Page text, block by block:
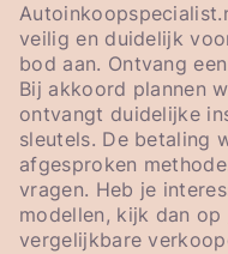
veilig en duidelijk
bod aan. Ontvang
Bij akkoord plannen
ontvangt duidelijke
sleutels. De betaling
afgesproken
vragen. Heb je
modellen, kijk dan op
vergelijkbare